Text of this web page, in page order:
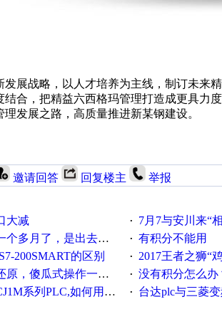
发展战略，以人才培养为主线，制订未来
结合，把精益六西格玛管理打造成更具力
发展之路，高质量推进新某钢建设。
邀请回答 回复楼主 举报
大减 · 7月7与安川来“
械手在高速遭遇车祸所致:大家工作都要特别注意啊 · 有积分不能用
200SMART的区别 · 2017王者之狮“鸡”情签到
原；程序为向导式安装，一键即可实现自动备份或还原系统。 · 没有积分怎么办
变频器。要求时间在组态王中可以自由输入！拜托各位大神了！ · 台达plc与三菱